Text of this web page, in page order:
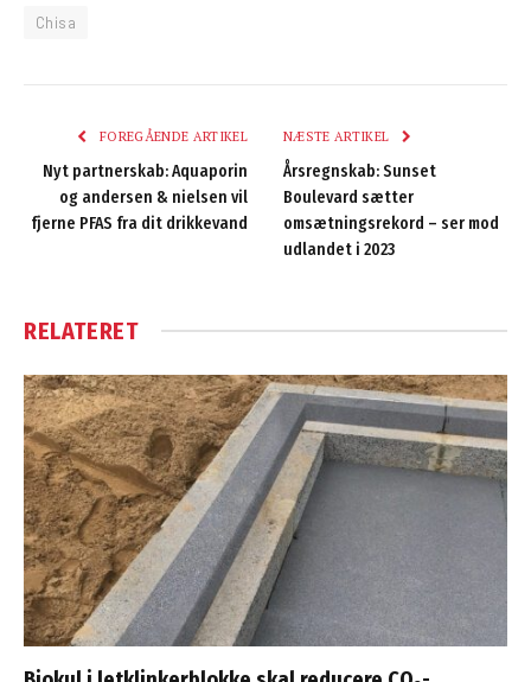
Chisa
FOREGÅENDE ARTIKEL
Nyt partnerskab: Aquaporin
og andersen & nielsen vil
fjerne PFAS fra dit drikkevand
NÆSTE ARTIKEL
Årsregnskab: Sunset
Boulevard sætter
omsætningsrekord – ser mod
udlandet i 2023
RELATERET